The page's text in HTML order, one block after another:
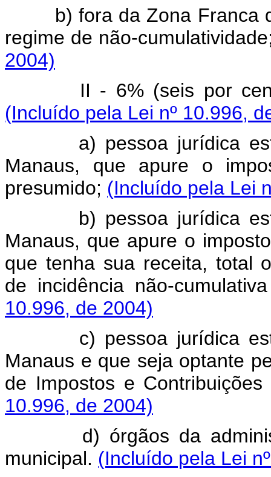
b) fora da Zona Franca
regime de não-
2004)
II - 6% (seis por
(Incluído pela Lei nº 10.996,
a) pessoa jurídica
Manaus, que apure o
presumido; (Incluído pela Lei
b) pessoa jurídica
Manaus, que apure o
que tenha sua receita, total
de incidência não-
10.996, de 2004)
c) pessoa jurídica
Manaus e que seja optante
de Impostos e
10.996, de 2004)
d) órgãos da
municipal. (Incluído pela Lei